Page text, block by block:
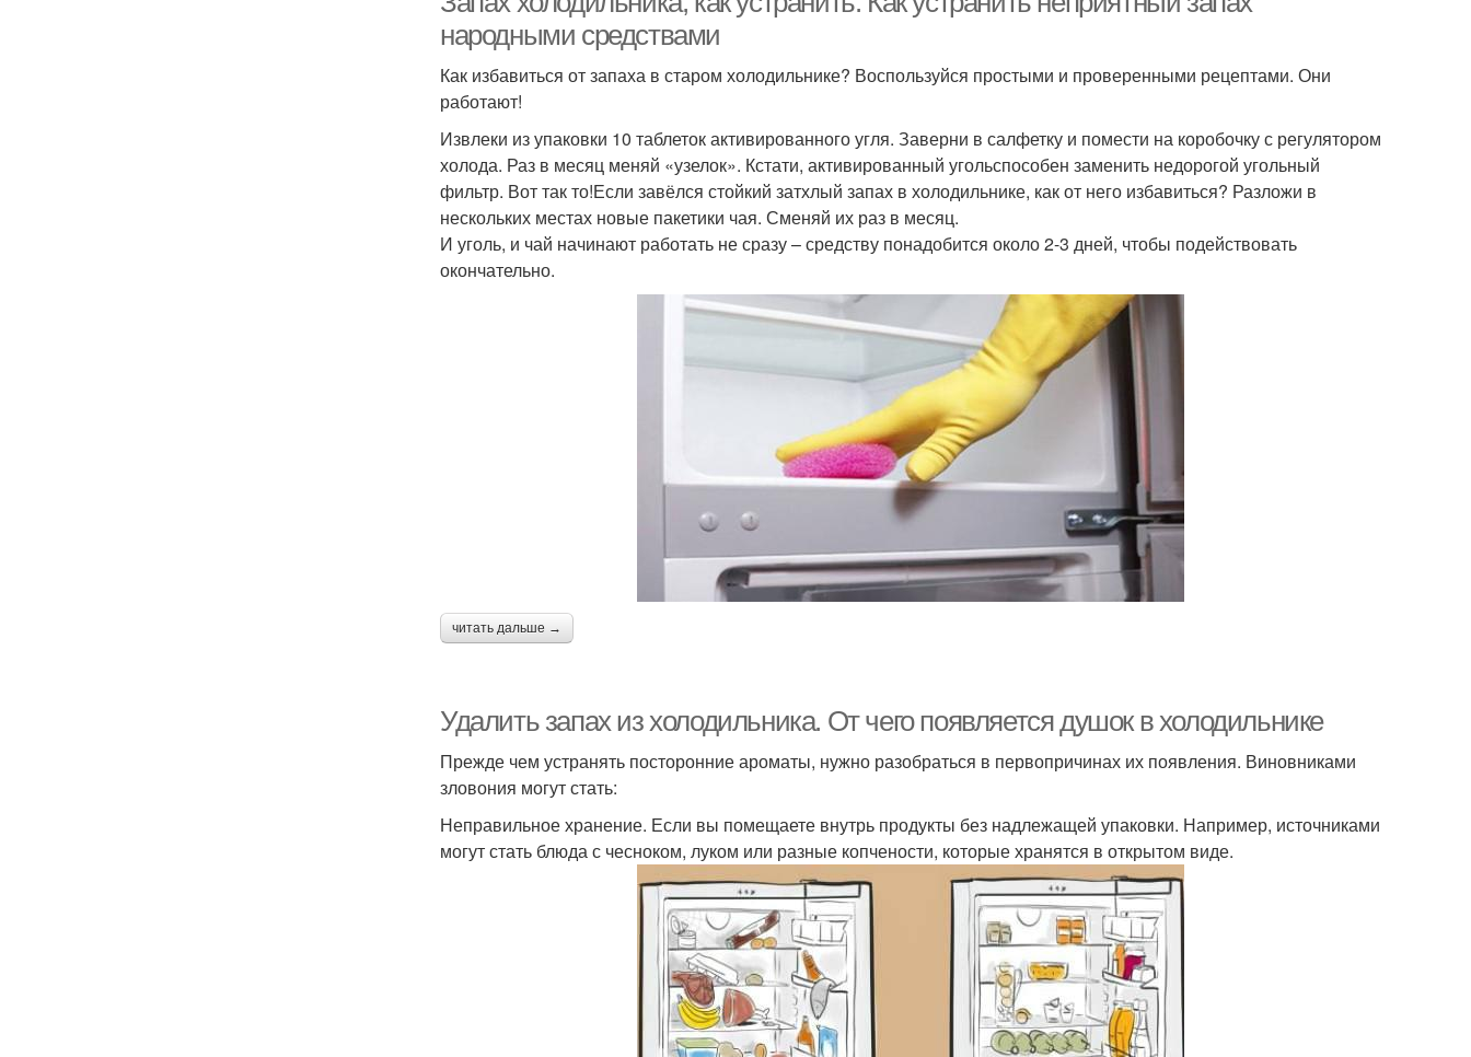
народными средствами
Как избавиться от запаха в старом холодильнике? Воспользуйся простыми и проверенными рецептами. Они
работают!
Извлеки из упаковки 10 таблеток активированного угля. Заверни в салфетку и помести на коробочку с регулятором
холода. Раз в месяц меняй «узелок». Кстати, активированный угольспособен заменить недорогой угольный
фильтр. Вот так то!Если завёлся стойкий затхлый запах в холодильнике, как от него избавиться? Разложи в
нескольких местах новые пакетики чая. Сменяй их раз в месяц.
И уголь, и чай начинают работать не сразу – средству понадобится около 2-3 дней, чтобы подействовать
окончательно.
читать дальше →
Удалить запах из холодильника. От чего появляется душок в холодильнике
Прежде чем устранять посторонние ароматы, нужно разобраться в первопричинах их появления. Виновниками
зловония могут стать:
Неправильное хранение. Если вы помещаете внутрь продукты без надлежащей упаковки. Например, источниками
могут стать блюда с чесноком, луком или разные копчености, которые хранятся в открытом виде.